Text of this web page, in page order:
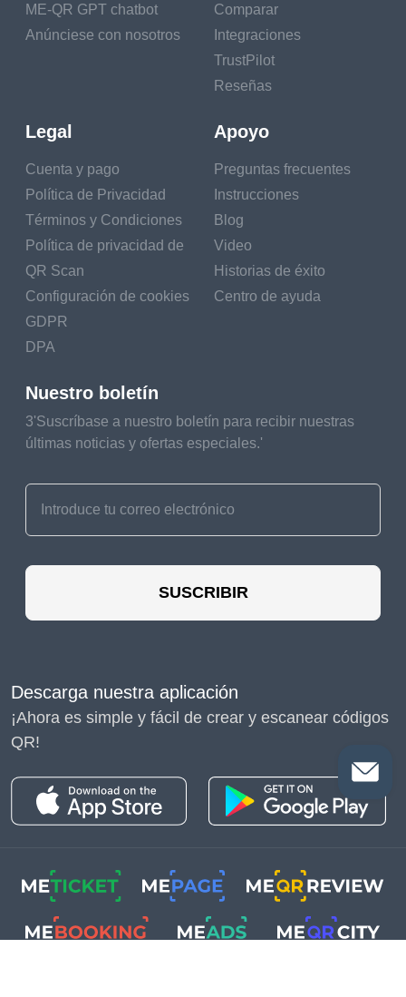
ME-QR GPT chatbot
Anúnciese con nosotros
Comparar
Integraciones
TrustPilot
Reseñas
Legal
Cuenta y pago
Política de Privacidad
Términos y Condiciones
Política de privacidad de
QR Scan
Configuración de cookies
GDPR
DPA
Apoyo
Preguntas frecuentes
Instrucciones
Blog
Video
Historias de éxito
Centro de ayuda
Nuestro boletín
3'Suscríbase a nuestro boletín para recibir nuestras
últimas noticias y ofertas especiales.'
SUSCRIBIR
Descarga nuestra aplicación
¡Ahora es simple y fácil de crear y escanear códigos
QR!